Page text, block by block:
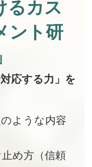
るカス
ント研
応する力」を
ような内容
め方（信頼